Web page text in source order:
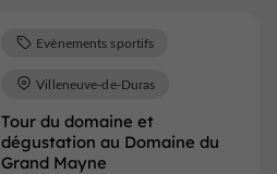
Tour du domaine et
dégustation au Domaine du
Grand Mayne
Evènements sportifs
Villeneuve-de-Duras